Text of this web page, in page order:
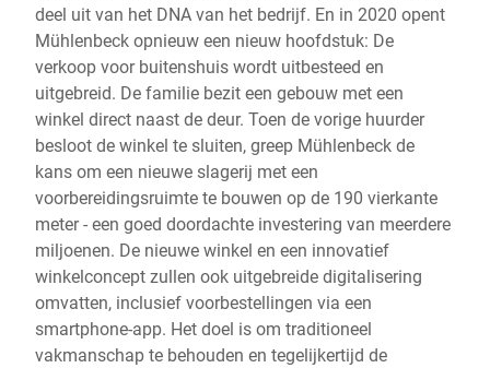
deel uit van het DNA van het bedrijf. En in 2020 opent
Mühlenbeck opnieuw een nieuw hoofdstuk: De
verkoop voor buitenshuis wordt uitbesteed en
uitgebreid. De familie bezit een gebouw met een
winkel direct naast de deur. Toen de vorige huurder
besloot de winkel te sluiten, greep Mühlenbeck de
kans om een nieuwe slagerij met een
voorbereidingsruimte te bouwen op de 190 vierkante
meter - een goed doordachte investering van meerdere
miljoenen. De nieuwe winkel en een innovatief
winkelconcept zullen ook uitgebreide digitalisering
omvatten, inclusief voorbestellingen via een
smartphone-app. Het doel is om traditioneel
vakmanschap te behouden en tegelijkertijd de